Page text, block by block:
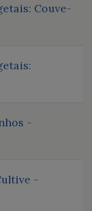
Couve-
-
-